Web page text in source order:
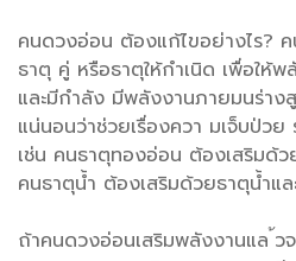
คนดวงอ่อน ต้องแก้ไขอย่างไร?
ธาตุ คู่ หรือธาตุให้กำเนิด เพื่อให้
และมีกำลัง มีพลังงานภายมนร่า
แน่นอนว่าช่วยเรื่องควา มเจ็บป่ว
เช่น คนธาตุทองอ่อน ต้องเสริมด้
คนธาตุน้ำ ต้องเสริมด้วยธาตุน้ำแ
ถ้าคนดวงอ่อนเสริมพลังงานแล ้ว